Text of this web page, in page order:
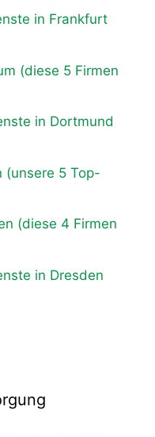
in Frankfurt
(diese 5 Firmen
in Dortmund
(unsere 5 Top-
(diese 4 Firmen
in Dresden